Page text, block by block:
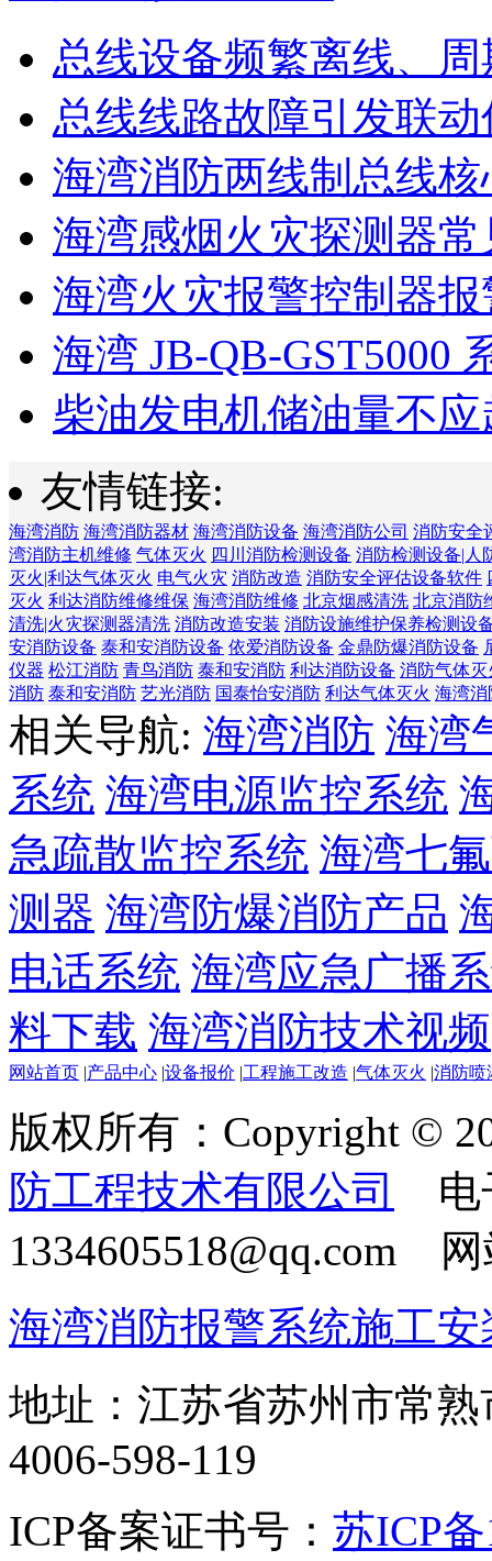
总线设备频繁离线、
总线线路故障引发联
海湾消防两线制总线核
海湾感烟火灾探测器常
海湾火灾报警控制器报
海湾 JB-QB-GST5000
柴油发电机储油量不应
友情链接:
海湾消防 海湾消防器材 海湾消防设备 海湾消防公司 消防安全
湾消防主机维修 气体灭火 四川消防检测设备 消防检测设备|人
灭火|利达气体灭火 电气火灾 消防改造 消防安全评估设备软件
灭火 利达消防维修维保 海湾消防维修 北京烟感清洗 北京消防
清洗|火灾探测器清洗 消防改造安装 消防设施维护保养检测设
安消防设备 泰和安消防设备 依爱消防设备 金鼎防爆消防设备
仪器 松江消防 青鸟消防 泰和安消防 利达消防设备 消防气体灭
消防 泰和安消防 艺光消防 国泰怡安消防 利达气体灭火 海湾消
相关导航: 海湾消防 海湾
系统 海湾电源监控系统
急疏散监控系统 海湾七
测器 海湾防爆消防产品
电话系统 海湾应急广播
料下载 海湾消防技术视频
网站首页 |产品中心 |设备报价 |工程施工改造 |气体灭火 |消防喷
版权所有：Copyright ©
防工程技术有限公司
电
1334605518@qq.com
海湾消防报警系统施工
地址：江苏省苏州市常
4006-598-119
ICP备案证书号： 苏ICP